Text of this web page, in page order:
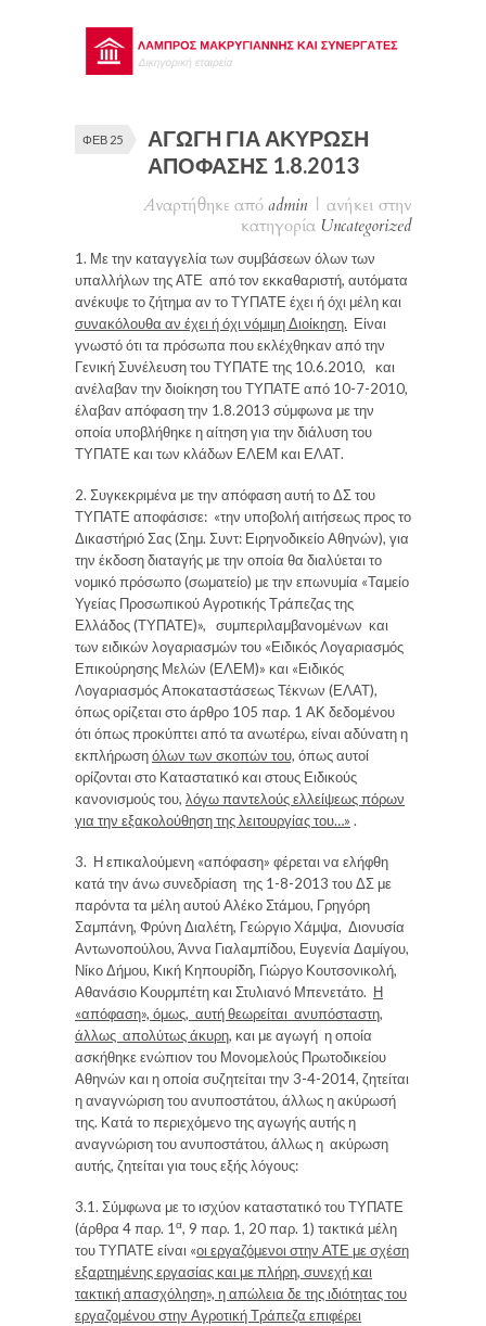
ΦΕΒ 25
ΑΓΩΓΗ ΓΙΑ ΑΚΥΡΩΣΗ
ΑΠΟΦΑΣΗΣ 1.8.2013
Αναρτήθηκε από admin
ανήκει στην
κατηγορία Uncategorized
1. Με την καταγγελία των συμβάσεων όλων των
υπαλλήλων της ΑΤΕ από τον εκκαθαριστή, αυτόματα
ανέκυψε το ζήτημα αν το ΤΥΠΑΤΕ έχει ή όχι μέλη και
συνακόλουθα αν έχει ή όχι νόμιμη Διοίκηση. Είναι
γνωστό ότι τα πρόσωπα που εκλέχθηκαν από την
Γενική Συνέλευση του ΤΥΠΑΤΕ της 10.6.2010, και
ανέλαβαν την διοίκηση του ΤΥΠΑΤΕ από 10-7-2010,
έλαβαν απόφαση την 1.8.2013 σύμφωνα με την
οποία υποβλήθηκε η αίτηση για την διάλυση του
ΤΥΠΑΤΕ και των κλάδων ΕΛΕΜ και ΕΛΑΤ.
2. Συγκεκριμένα με την απόφαση αυτή το ΔΣ του
ΤΥΠΑΤΕ αποφάσισε: «την υποβολή αιτήσεως προς το
Δικαστήριό Σας(Σημ. Συντ: Ειρηνοδικείο Αθηνών), για
την έκδοση διαταγής με την οποία θα διαλύεται το
νομικό πρόσωπο (σωματείο) με την επωνυμία «Ταμείο
Υγείας Προσωπικού Αγροτικής Τράπεζας της
Ελλάδος (ΤΥΠΑΤΕ)», συμπεριλαμβανομένων και
των ειδικών λογαριασμών του «Ειδικός Λογαριασμός
Επικούρησης Μελών (ΕΛΕΜ)» και «Ειδικός
Λογαριασμός Αποκαταστάσεως Τέκνων (ΕΛΑΤ),
όπως ορίζεται στο άρθρο 105 παρ. 1 ΑΚ δεδομένου
ότι όπως προκύπτει από τα ανωτέρω, είναι αδύνατη η
εκπλήρωσηόλων των σκοπών του, όπως αυτοί
ορίζονται στο Καταστατικό και στους Ειδικούς
κανονισμούς του, λόγω παντελούς ελλείψεως πόρων
για την εξακολούθηση της λειτουργίας του…» .
3. Η επικαλούμενη «απόφαση» φέρεται να ελήφθη
κατά την άνω συνεδρίαση της 1-8-2013 του ΔΣ με
παρόντα τα μέλη αυτού Αλέκο Στάμου, Γρηγόρη
Σαμπάνη, Φρύνη Διαλέτη, Γεώργιο Χάμψα, Διονυσία
Αντωνοπούλου, Άννα Γιαλαμπίδου, Ευγενία Δαμίγου,
Νίκο Δήμου, Κική Κηπουρίδη, Γιώργο Κουτσονικολή,
Αθανάσιο Κουρμπέτη και Στυλιανό Μπενετάτο. Η
«απόφαση», όμως, αυτή θεωρείται ανυπόσταστη,
άλλως απολύτως άκυρη, και με αγωγή η οποία
ασκήθηκε ενώπιον του Μονομελούς Πρωτοδικείου
Αθηνών και η οποία συζητείται την 3-4-2014, ζητείται
η αναγνώριση του ανυποστάτου, άλλως η ακύρωσή
της. Κατά το περιεχόμενο της αγωγής αυτής η
αναγνώριση του ανυποστάτου, άλλως η ακύρωση
αυτής, ζητείται για τους εξής λόγους:
3.1. Σύμφωνα με το ισχύον καταστατικό του ΤΥΠΑΤΕ
(άρθρα 4 παρ. 1 α, 9 παρ. 1, 20 παρ. 1) τακτικά μέλη
του ΤΥΠΑΤΕ είναι «οι εργαζόμενοι στην ΑΤΕ με σχέση
εξαρτημένης εργασίας και με πλήρη, συνεχή και
τακτική απασχόληση», η απώλεια δε της ιδιότητας του
εργαζομένου στην Αγροτική Τράπεζα επιφέρει